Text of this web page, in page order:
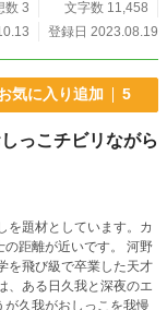
数 3
文字数 11,458
登録日 2023.08.19
気に入り追加 5
っこチビリながら
を題材としています。カ
離が近いです。 河野
を飛び級で卒業した天才
、ある日久我と深夜のエ
久我がおしっこを我慢